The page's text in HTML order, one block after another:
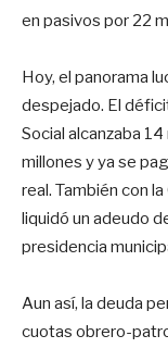
en pasivos por 22
Hoy, el panorama
despejado. El
Social alcanzaba
millones y ya se
real. También con
liquidó un adeudo
presidencia
Aun así, la deuda
cuotas obrero-